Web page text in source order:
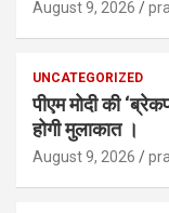
August 9, 2026
UNCATEGORIZED
पीएम मोदी की
होगी मुलाकात ।
August 9, 2026